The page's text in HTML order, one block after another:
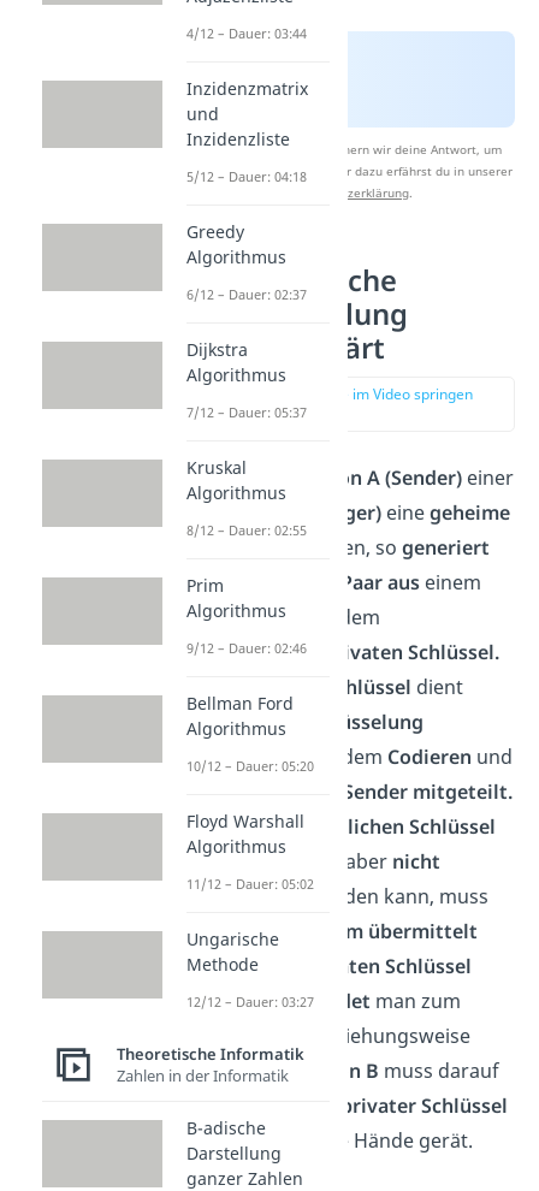
Nach Beantwortung speichern wir deine Antwort, um
Studyflix zu verbessern. Mehr dazu erfährst du in unserer
Datenschutzerklärung
Asymmetrische
Verschlüsselung
einfach erklärt
zur Stelle im Video springen
(00:46)
Möchte eine Person A (Sender) einer
Person B (Empfänger) einegeheime
Nachricht
zusenden, sogeneriert
sichPerson Paar aus einem
öffentlichen
und dem
dazugehörigen
privaten Schlüssel.
öffentliche Schlüssel dient
dabei derVerschlüsselung
beziehungsweise dem Codieren und
Sender mitgeteilt.
Da mit demöffentlichen Schlüssel
nur verschlüsselt
aber nicht
entschlüsseltwerden kann, muss
diesernicht geheim übermittelt
werden. Den
privaten Schlüssel
hingegenverwendet man zum
beziehungsweise
Decodieren.
Person B muss darauf
privater Schlüssel
nicht in die falsche Hände gerät.
4/12 – Dauer: 03:44
Inzidenzmatrix
und
Inzidenzliste
5/12 – Dauer: 04:18
Greedy
Algorithmus
6/12 – Dauer: 02:37
Dijkstra
Algorithmus
7/12 – Dauer: 05:37
Kruskal
Algorithmus
8/12 – Dauer: 02:55
Prim
Algorithmus
9/12 – Dauer: 02:46
Bellman Ford
Algorithmus
10/12 – Dauer: 05:20
Floyd Warshall
Algorithmus
11/12 – Dauer: 05:02
Ungarische
Methode
12/12 – Dauer: 03:27
Theoretische Informatik
Zahlen in der Informatik
B-adische
Darstellung
ganzer Zahlen